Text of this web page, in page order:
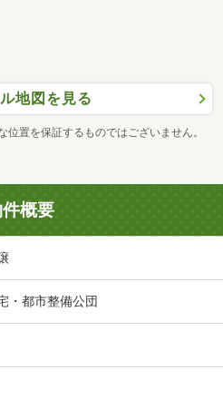
地図を見る
置を保証するものではございません。
概要
・都市整備公団